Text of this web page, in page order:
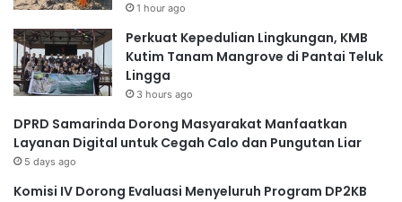
1 hour ago
Perkuat Kepedulian Lingkungan, KMB
Kutim Tanam Mangrove di Pantai Teluk
Lingga
3 hours ago
DPRD Samarinda Dorong Masyarakat Manfaatkan
Layanan Digital untuk Cegah Calo dan Pungutan Liar
5 days ago
Komisi IV Dorong Evaluasi Menyeluruh Program DP2KB